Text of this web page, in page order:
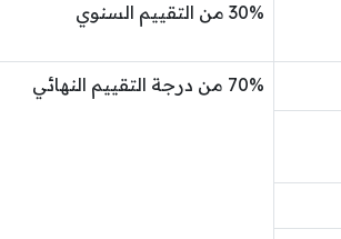
30% من التقييم السنوي
70% من درجة التقييم النهائي